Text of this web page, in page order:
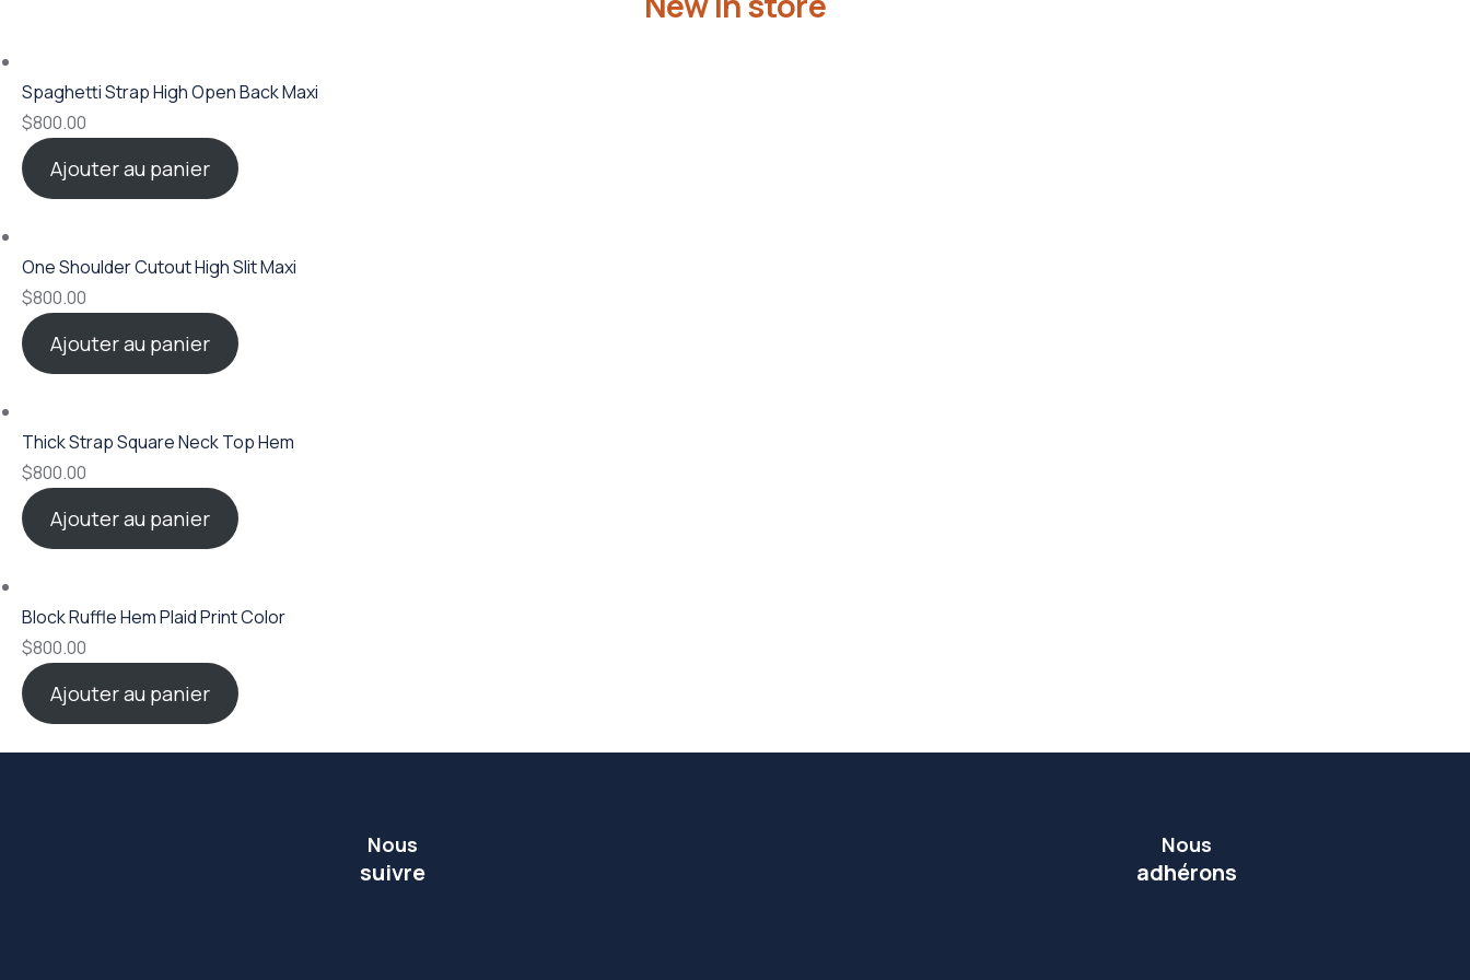
Spaghetti Strap High Open Back Maxi
$800.00
Ajouter au panier
One Shoulder Cutout High Slit Maxi
$800.00
Ajouter au panier
Thick Strap Square Neck Top Hem
$800.00
Ajouter au panier
Block Ruffle Hem Plaid Print Color
$800.00
Ajouter au panier
Nous
suivre
Nous
adhérons